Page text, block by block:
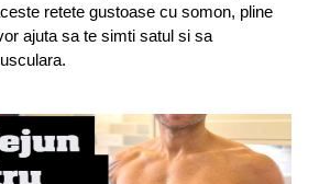
retete gustoase cu somon, pline
ajuta sa te simti satul si sa